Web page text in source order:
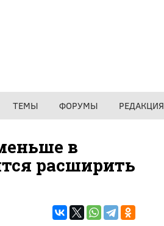
ТЕМЫ ФОРУМЫ РЕДАКЦИЯ
в
расширить